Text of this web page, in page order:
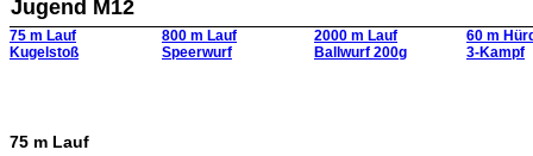
Jugend M12
75 m Lauf 800 m Lauf 2000 m Lauf
60 m
Kugelstoß
Speerwurf Ballwurf 200g 3-Kampf
75 m Lauf